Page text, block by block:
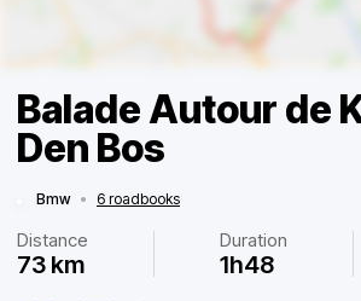
Balade Autour de
Den Bos
Bmw • 6 roadbooks
Distance
73 km
Duration
1h48